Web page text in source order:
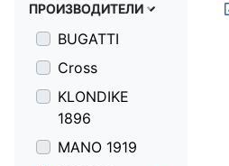
ПРОИЗВОДИТЕЛИ
BUGATTI
Cross
KLONDIKE
1896
MANO 1919